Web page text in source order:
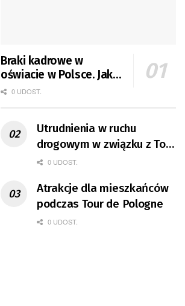
Braki kadrowe w
oświacie w Polsce. Jak
jest w Gorzowie?
0 UDOST.
Utrudnienia w ruchu
drogowym w związku z Tour
de Pologne
0 UDOST.
Atrakcje dla mieszkańców
podczas Tour de Pologne
0 UDOST.